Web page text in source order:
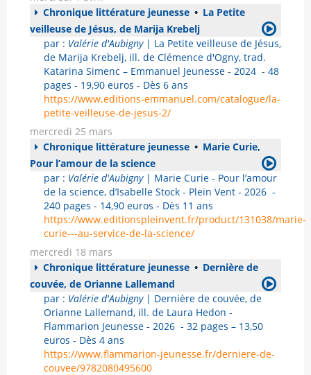
Chronique littérature jeunesse • La Petite
veilleuse de Jésus, de Marija Krebelj
par : Valérie d'Aubigny| La Petite veilleuse de Jésus,
de Marija Krebelj, ill. de Clémence d'Ogny, trad.
Katarina Simenc – Emmanuel Jeunesse - 2024 - 48
pages - 19,90 euros - Dès 6 ans
https://www.editions-emmanuel.com/catalogue/la-
petite-veilleuse-de-jesus-2/
mercredi 25 mars
Chronique littérature jeunesse • Marie Curie,
Pour l’amour de la science
par : Valérie d'Aubigny| Marie Curie - Pour l’amour
de la science, d’Isabelle Stock - Plein Vent - 2026 -
240 pages - 14,90 euros - Dès 11 ans
https://www.editionspleinvent.fr/product/131038/marie-
curie---au-service-de-la-science/
mercredi 18 mars
Chronique littérature jeunesse • Dernière de
couvée, de Orianne Lallemand
par : Valérie d'Aubigny| Dernière de couvée, de
Orianne Lallemand, ill. de Laura Hedon -
Flammarion Jeunesse - 2026 - 32 pages – 13,50
euros - Dès 4 ans
https://www.flammarion-jeunesse.fr/derniere-de-
couvee/9782080495600